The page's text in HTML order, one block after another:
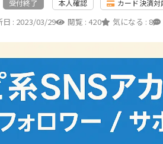
受付終了 本人確認 カード決済対
日 : 2023/03/29 閲覧 : 420 気になる : 8